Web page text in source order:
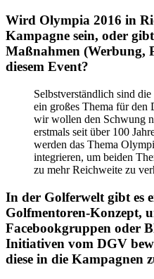
Wird Olympia 2016 in
Kampagne sein, oder
Maßnahmen (Werbung,
diesem Event?
Selbstverständlich sind
ein großes Thema für den
wir wollen den Schwung
erstmals seit über 100
werden das Thema
integrieren, um beiden
zu mehr Reichweite zu
In der Golferwelt gibt es
Golfmentoren-Konzept,
Facebookgruppen oder
Initiativen vom DGV
diese in die Kampagnen